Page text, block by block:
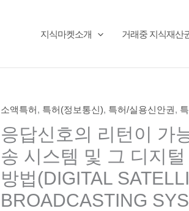
지식마켓소개 거래중 지식재산
소액특허, 특허(정보통신), 특허/실용신안권,
응답신호의 리턴이 가
송 시스템 및 그 디지
방법(DIGITAL
BROADCASTING